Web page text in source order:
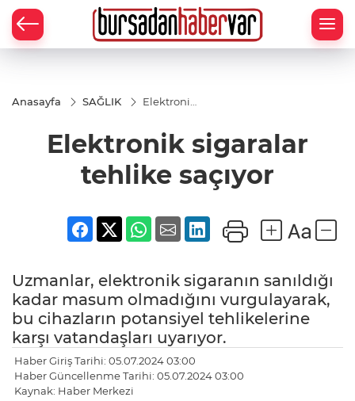
Anasayfa SAĞLIK
Elektronik
saçıyor
Elektronik sigaralar
tehlike saçıyor
Uzmanlar, elektronik sigaranın sanıldığı
kadar masum olmadığını vurgulayarak,
bu cihazların potansiyel tehlikelerine
karşı vatandaşları uyarıyor.
Haber Giriş Tarihi: 05.07.2024 03:00
Haber Güncellenme Tarihi: 05.07.2024 03:00
Kaynak: Haber Merkezi